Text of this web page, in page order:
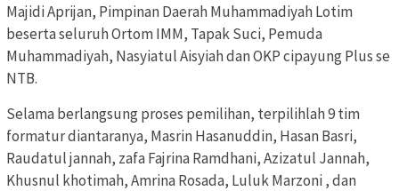
Majidi Aprijan, Pimpinan Daerah Muhammadiyah Lotim
beserta seluruh Ortom IMM, Tapak Suci, Pemuda
Muhammadiyah, Nasyiatul Aisyiah dan OKP cipayung Plus se
NTB.
Selama berlangsung proses pemilihan, terpilihlah 9 tim
formatur diantaranya, Masrin Hasanuddin, Hasan Basri,
Raudatul jannah, zafa Fajrina Ramdhani, Azizatul Jannah,
Khusnul khotimah, Amrina Rosada, Luluk Marzoni , dan